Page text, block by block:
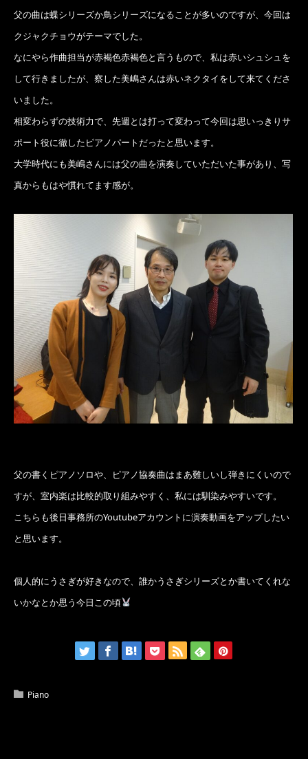
父の曲は蝶シリーズか鳥シリーズになることが多いのですが、今回は
クジャクチョウがテーマでした。
なにやら作曲担当が赤褐色赤褐色と言うもので、私は赤いシュシュを
して行きましたが、察した美嶋さんは赤いネクタイをして来てくださ
いました。
相変わらずの技術力で、先週とは打って変わって今回は思いっきりサ
ポート役に徹したピアノパートだったと思います。
大学時代にも美嶋さんには父の曲を演奏していただいた事があり、写
真からもはや慣れてます感が。
父の書くピアノソロや、ピアノ協奏曲はまあ難しいし弾きにくいので
すが、室内楽は比較的取り組みやすく、私には馴染みやすいです。
こちらも後日事務所のYoutubeアカウントに演奏動画をアップしたい
と思います。
個人的にうさぎが好きなので、誰かうさぎシリーズとか書いてくれな
いかなとか思う今日この頃
Piano